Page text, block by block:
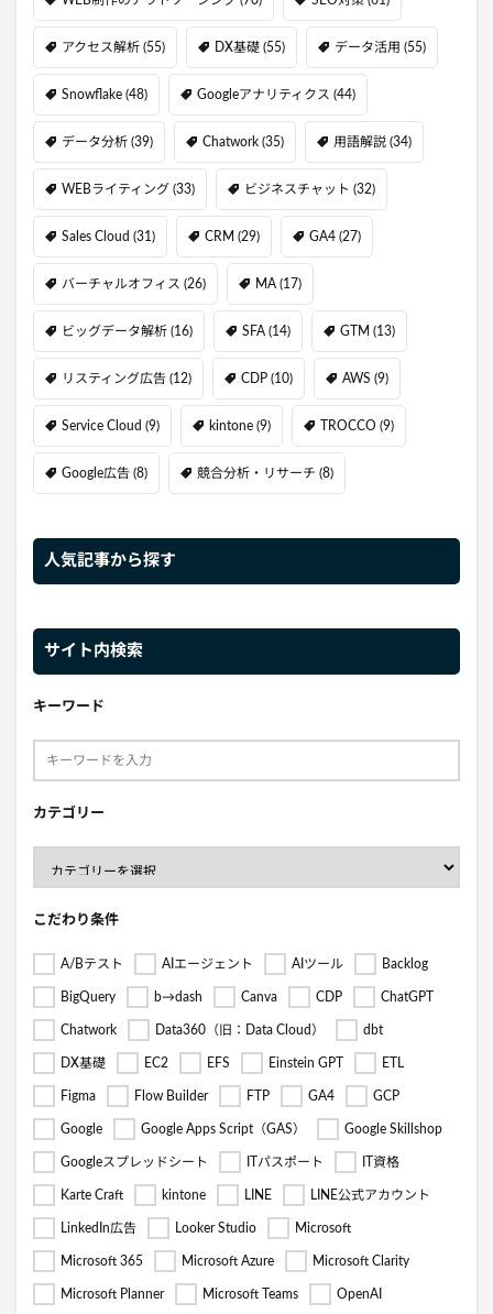
アクセス解析 (55) DX基礎 (55) データ活用 (55)
Snowflake (48) Googleアナリティクス (44)
データ分析 (39) Chatwork (35) 用語解説 (34)
WEBライティング (33) ビジネスチャット (32)
Sales Cloud (31) CRM (29) GA4 (27)
バーチャルオフィス (26) MA (17)
ビッグデータ解析 (16) SFA (14) GTM (13)
リスティング広告 (12) CDP (10) AWS (9)
Service Cloud (9) kintone (9) TROCCO (9)
Google広告 (8) 競合分析・リサーチ (8)
人気記事から探す
サイト内検索
キーワード
カテゴリー
こだわり条件
A/Bテスト AIエージェント AIツール Backlog
BigQuery b→dash Canva CDP ChatGPT
Chatwork Data360（旧：Data Cloud） dbt
DX基礎 EC2 EFS Einstein GPT ETL
Figma Flow Builder FTP GA4 GCP
Google Google Apps Script（GAS） Google Skillshop
Googleスプレッドシート ITパスポート IT資格
Karte Craft kintone LINE LINE公式アカウント
LinkedIn広告 Looker Studio Microsoft
Microsoft 365 Microsoft Azure Microsoft Clarity
Microsoft Planner Microsoft Teams OpenAI